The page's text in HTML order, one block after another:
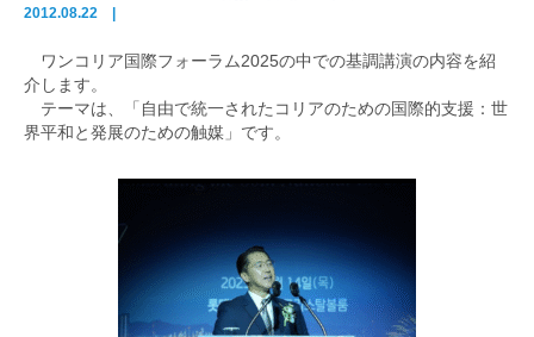
2012.08.22 |
ワンコリア国際フォーラム2025の中での基調講演の内容を紹
介します。
テーマは、「自由で統一されたコリアのための国際的支援：世
界平和と発展のための触媒」です。